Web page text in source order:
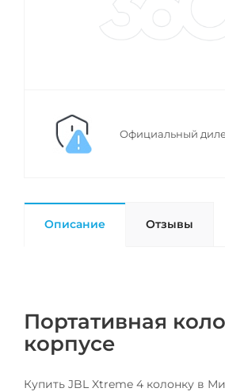
Официальный
Описание Отзывы
Портативная
корпусе
Купить JBL Xtreme 4 колонку в